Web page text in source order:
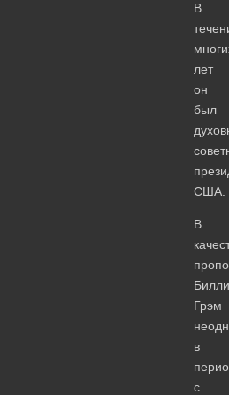
В
лет
он
был
США.
В
Билли
Грэм
в
с